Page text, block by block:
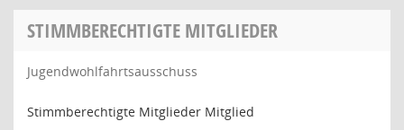
STIMMBERECHTIGTE MITGLIEDER
Jugendwohlfahrtsausschuss
Stimmberechtigte Mitglieder Mitglied